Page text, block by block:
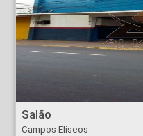
Salão
Campos Eliseos